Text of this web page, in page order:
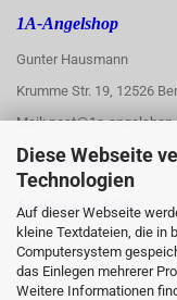
Diese Webseite
Technologien
Auf dieser Webseite
kleine Textdateien, die in
Computersystem
das Einlegen mehrerer
Weitere Informationen
1A-Angelshop
Gunter Hausmann
Krumme Str. 19, 12526
Mail: post@1a-
1A-Angelshop-
Ladengeschäft: :
Regattastr. 66
12527 Berlin